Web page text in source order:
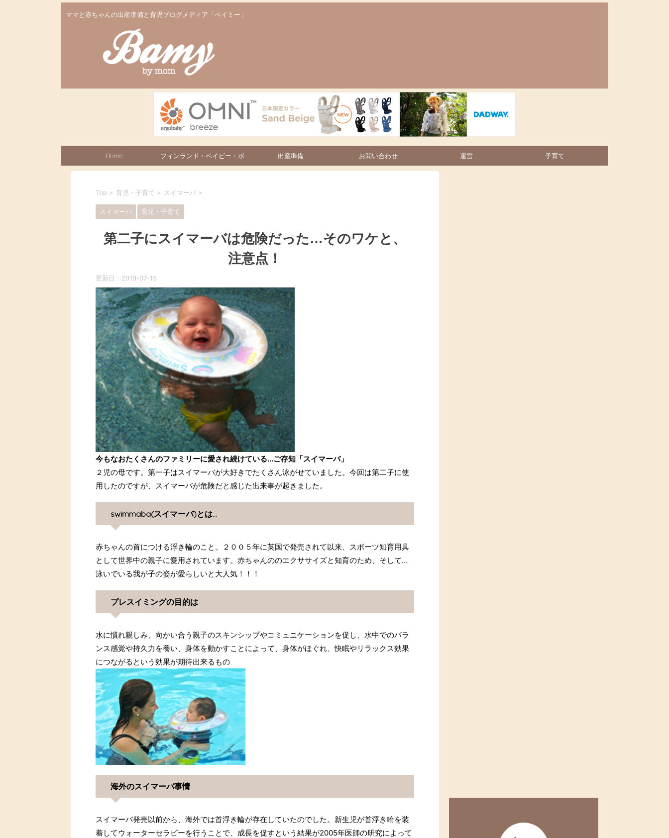
ママと赤ちゃんの出産準備と育児ブログメディア「ベイミー」
Home フィンランド・ベイビー・ボ 出産準備 お問い合わせ 運営 子育て
Top > 育児・子育て > スイマーバ >
スイマーバ 育児・子育て
第二子にスイマーバは危険だった…そのワケと、
注意点！
更新日： 2019-07-15
今もなおたくさんのファミリーに愛され続けている...ご存知「スイマーバ」
２児の母です。第一子はスイマーバが大好きでたくさん泳がせていました。今回は第二子に使
用したのですが、スイマーバが危険だと感じた出来事が起きました。
swimmaba(スイマーバ)とは…
赤ちゃんの首につける浮き輪のこと。２００５年に英国で発売されて以来、スポーツ知育用具
として世界中の親子に愛用されています。赤ちゃんののエクササイズと知育のため、そして…
泳いでいる我が子の姿が愛らしいと大人気！！！
プレスイミングの目的は
水に慣れ親しみ、向かい合う親子のスキンシップやコミュニケーションを促し、水中でのバラ
ンス感覚や持久力を養い、身体を動かすことによって、身体がほぐれ、快眠やリラックス効果
につながるという効果が期待出来るもの
海外のスイマーバ事情
スイマーバ発売以前から、海外では首浮き輪が存在していたのでした。新生児が首浮き輪を装
着してウォーターセラピーを行うことで、成長を促すという結果が2005年医師の研究によって